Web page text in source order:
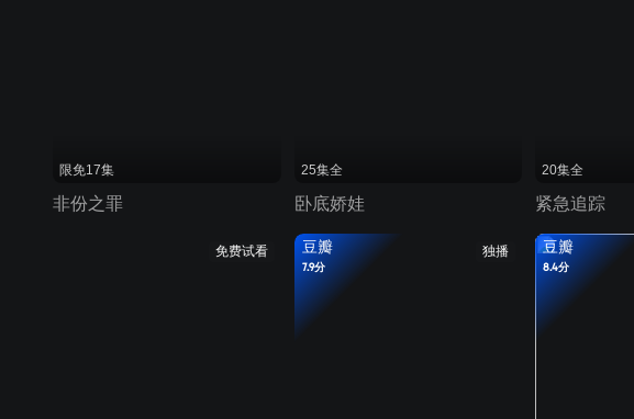
限免17集
非份之罪
25集全
卧底娇娃
20集全
紧急追踪
免费试看 独播
豆瓣
7.9分
豆瓣
8.4分